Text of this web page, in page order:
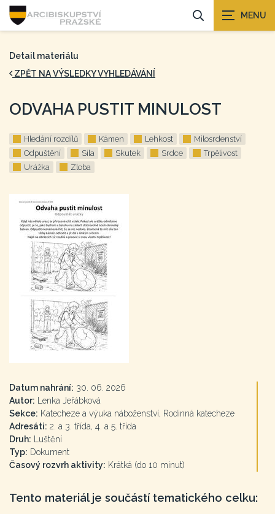
Detail materiálu
ZPĚT NA VÝSLEDKY VYHLEDÁVÁNÍ
ODVAHA PUSTIT MINULOST
Hledání rozdílů Kámen Lehkost
Milosrdenství
Odpuštění
Síla Skutek Srdce
Trpělivost
Urážka
Zloba
Datum nahrání: 30. 06. 2026
Autor: Lenka Jeřábková
Sekce: Katecheze a výuka náboženství, Rodinná katecheze
Adresáti: 2. a 3. třída, 4. a 5. třída
Druh: Luštění
Typ: Dokument
Časový rozvrh aktivity: Krátká (do 10 minut)
Tento materiál je součástí tematického celku: